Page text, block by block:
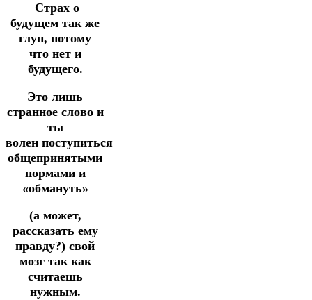
Страх о
будущем так же
глуп, потому
что нет и
будущего.
Это лишь
странное слово и
ты
волен поступиться
общепринятыми
нормами и
«обмануть»
(а может,
рассказать ему
правду?) свой
мозг так как
считаешь
нужным.